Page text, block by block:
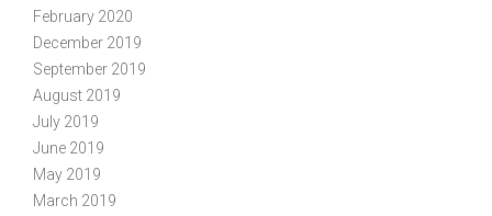
February 2020
December 2019
September 2019
August 2019
July 2019
June 2019
May 2019
March 2019